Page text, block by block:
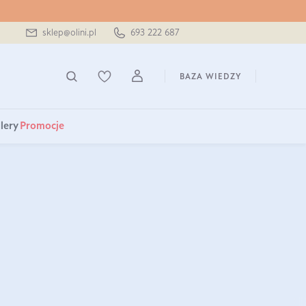
sklep@olini.pl 693 222 687
BAZA WIEDZY
Promocje